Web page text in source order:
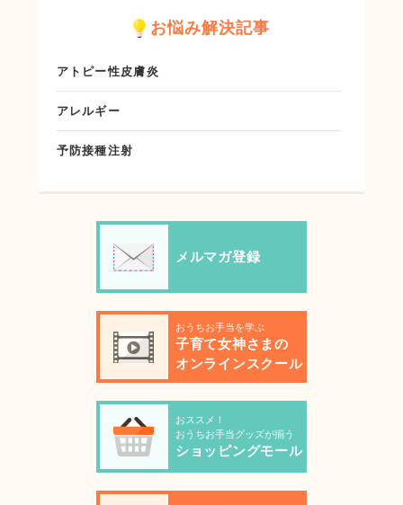
お悩み解決記事
アトピー性皮膚炎
アレルギー
予防接種注射
メルマガ登録
おうちお手当を学ぶ
子育て女神さまの
オンラインスクール
おススメ！
おうちお手当グッズが揃う
ショッピングモール